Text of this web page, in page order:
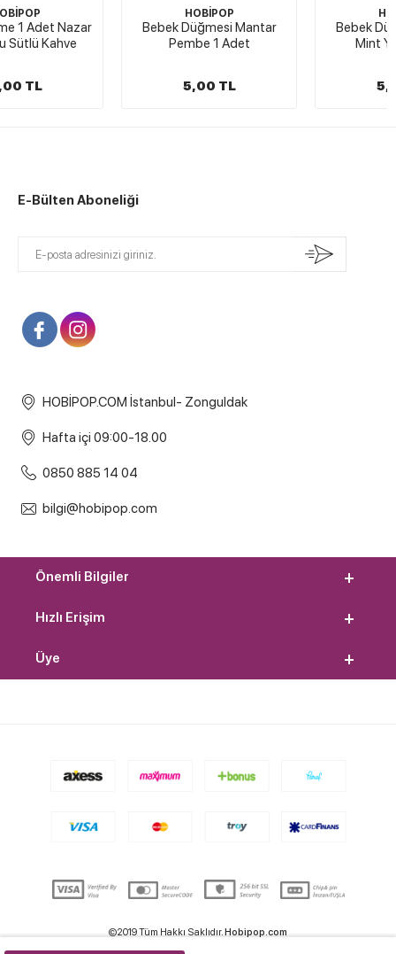
Bebek Düğmesi Mantar
Pembe 1 Adet
Bebek Düğmesi Mantar
E-Bülten Aboneliği
HOBİPOP.COM İstanbul- Zonguldak
Hafta içi 09:00-18.00
0850 885 14 04
bilgi@hobipop.com
Önemli Bilgiler
Hızlı Erişim
Üye
©2019 Tüm Hakkı Saklıdır.Hobipop.com